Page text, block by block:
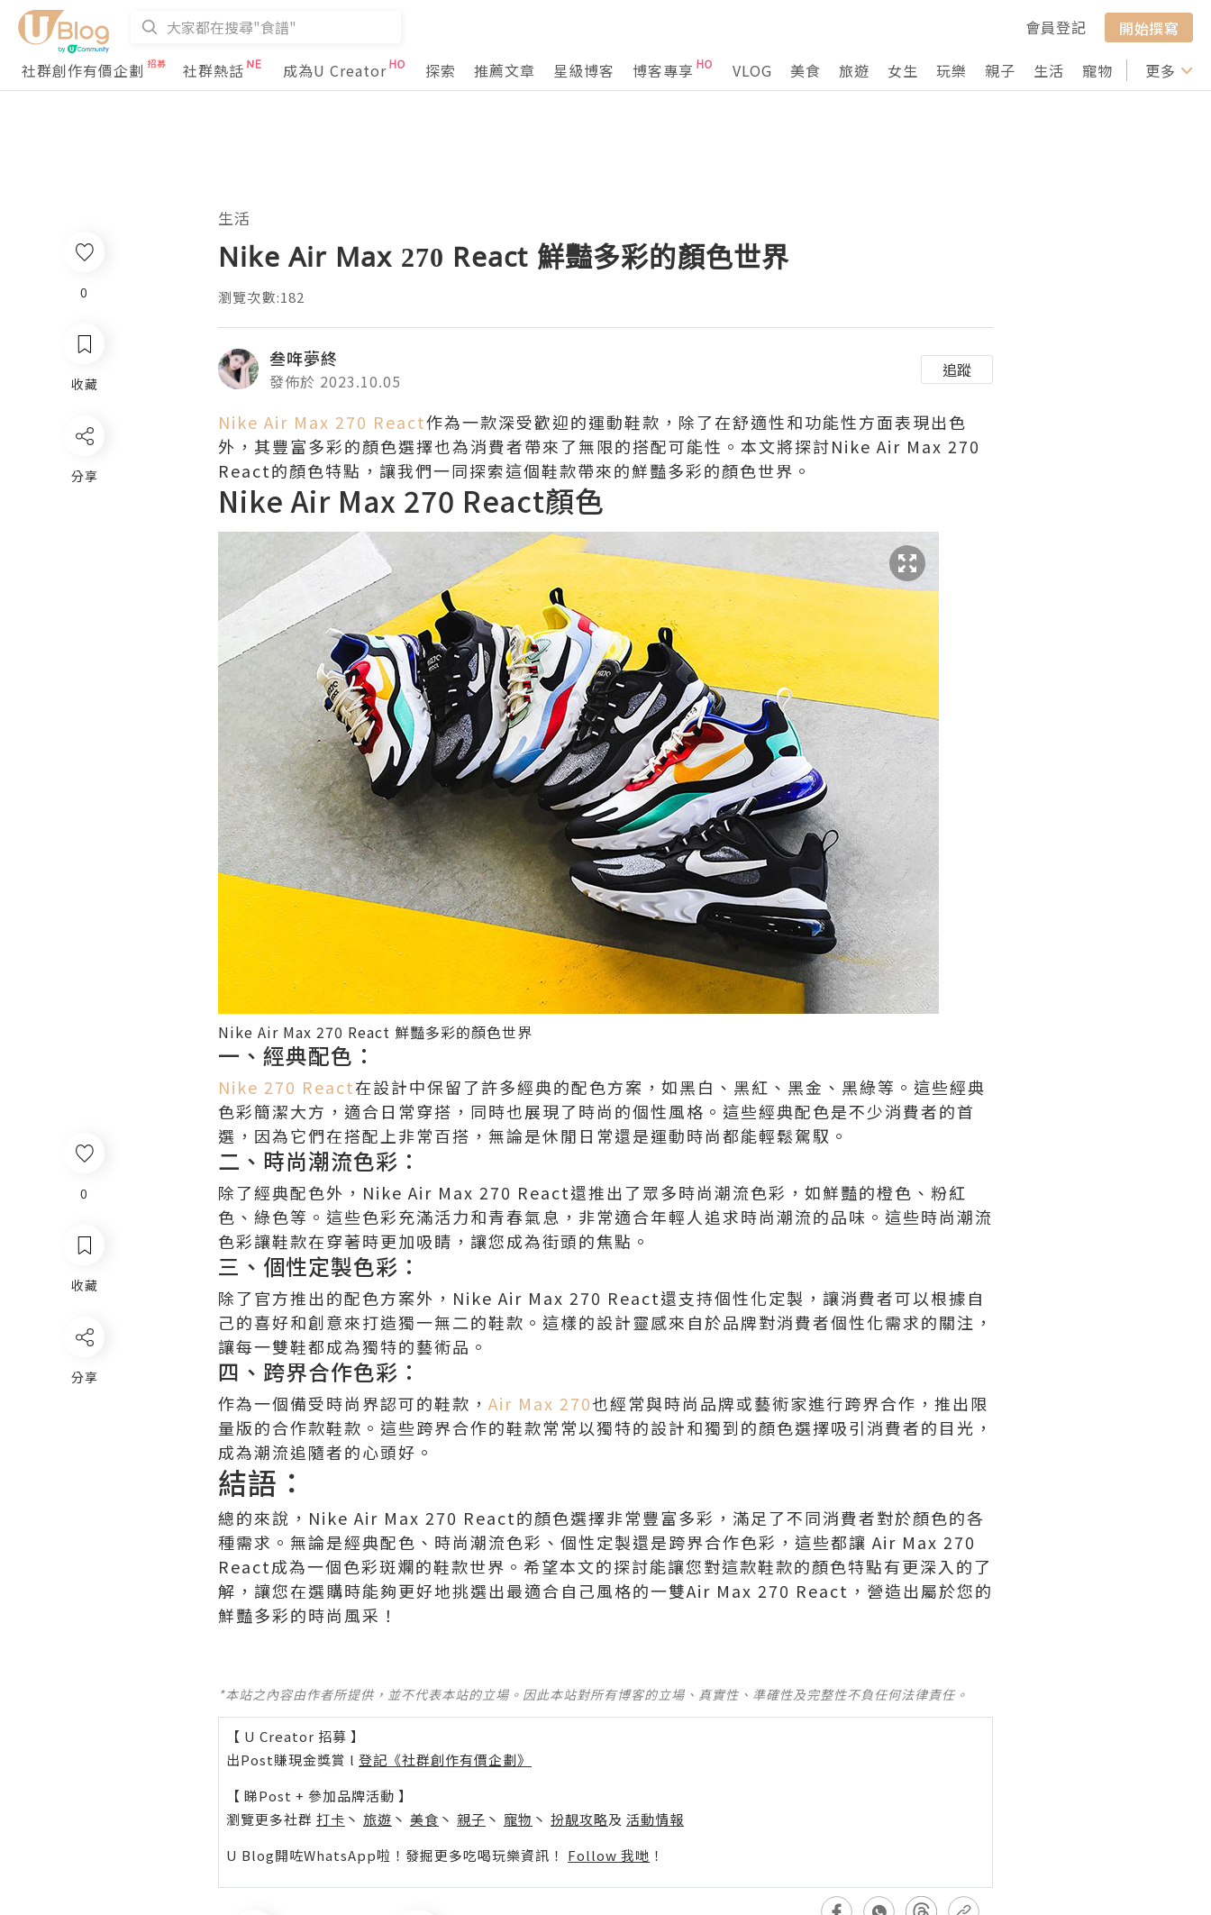
會員登記
開始撰寫
社群創作有價企劃
社群熱話 成為U Creator 探索 推薦文章 星級博客 博客專享 VLOG 美食 旅遊 女生 玩樂 親子 生活 寵物 行山 打卡
更多
0
收藏
分享
生活
Nike Air Max 270 React 鮮豔多彩的顏色世界
瀏覽次數:182
叁哖夢終
發佈於 2023.10.05
追蹤
Nike Air Max 270 React作為一款深受歡迎的運動鞋款，除了在舒適性和功能性方面表現出色
外，其豐富多彩的顏色選擇也為消費者帶來了無限的搭配可能性。本文將探討Nike Air Max 270
React的顏色特點，讓我們一同探索這個鞋款帶來的鮮豔多彩的顏色世界。
Nike Air Max 270 React顏色
Nike Air Max 270 React 鮮豔多彩的顏色世界
一、經典配色：
Nike 270 React在設計中保留了許多經典的配色方案，如黑白、黑紅、黑金、黑綠等。這些經典
色彩簡潔大方，適合日常穿搭，同時也展現了時尚的個性風格。這些經典配色是不少消費者的首
選，因為它們在搭配上非常百搭，無論是休閒日常還是運動時尚都能輕鬆駕馭。
二、時尚潮流色彩：
除了經典配色外，Nike Air Max 270 React還推出了眾多時尚潮流色彩，如鮮豔的橙色、粉紅
色、綠色等。這些色彩充滿活力和青春氣息，非常適合年輕人追求時尚潮流的品味。這些時尚潮流
色彩讓鞋款在穿著時更加吸睛，讓您成為街頭的焦點。
三、個性定製色彩：
除了官方推出的配色方案外，Nike Air Max 270 React還支持個性化定製，讓消費者可以根據自
己的喜好和創意來打造獨一無二的鞋款。這樣的設計靈感來自於品牌對消費者個性化需求的關注，
讓每一雙鞋都成為獨特的藝術品。
四、跨界合作色彩：
作為一個備受時尚界認可的鞋款， Air Max 270也經常與時尚品牌或藝術家進行跨界合作，推出限
量版的合作款鞋款。這些跨界合作的鞋款常常以獨特的設計和獨到的顏色選擇吸引消費者的目光，
成為潮流追隨者的心頭好。
結語：
總的來說，Nike Air Max 270 React的顏色選擇非常豐富多彩，滿足了不同消費者對於顏色的各
種需求。無論是經典配色、時尚潮流色彩、個性定製還是跨界合作色彩，這些都讓 Air Max 270
React成為一個色彩斑斕的鞋款世界。希望本文的探討能讓您對這款鞋款的顏色特點有更深入的了
解，讓您在選購時能夠更好地挑選出最適合自己風格的一雙Air Max 270 React，營造出屬於您的
鮮豔多彩的時尚風采！
*本站之內容由作者所提供，並不代表本站的立場。因此本站對所有博客的立場、真實性、準確性及完整性不負任何法律責任。
【 U Creator 招募 】
出Post賺現金獎賞 l 登記《社群創作有價企劃》
【 睇Post + 參加品牌活動 】
瀏覽更多社群 打卡 丶 旅遊 丶 美食 丶 親子 丶 寵物 丶 扮靚攻略及 活動情報
U Blog開咗WhatsApp啦！發掘更多吃喝玩樂資訊！ Follow 我哋 ！
0
收藏
分享